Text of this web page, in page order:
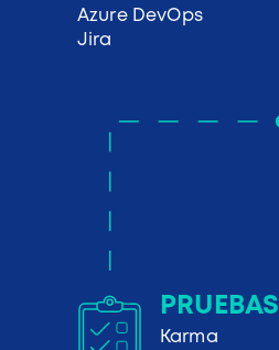
Azure DevOps
Jira
PRUEBAS
Karma